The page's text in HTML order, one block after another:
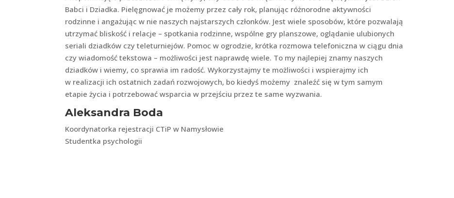
Babci i Dziadka. Pielęgnować je możemy przez cały rok, planując różnorodne aktywności
rodzinne i angażując w nie naszych najstarszych członków. Jest wiele sposobów, które pozwalają
utrzymać bliskość i relacje – spotkania rodzinne, wspólne gry planszowe, oglądanie ulubionych
seriali dziadków czy teleturniejów. Pomoc w ogrodzie, krótka rozmowa telefoniczna w ciągu dnia
czy wiadomość tekstowa – możliwości jest naprawdę wiele. To my najlepiej znamy naszych
dziadków i wiemy, co sprawia im radość. Wykorzystajmy te możliwości i wspierajmy ich
w realizacji ich ostatnich zadań rozwojowych, bo kiedyś możemy znaleźć się w tym samym
etapie życia i potrzebować wsparcia w przejściu przez te same wyzwania.
Aleksandra Boda
Koordynatorka rejestracji CTiP w Namysłowie
Studentka psychologii